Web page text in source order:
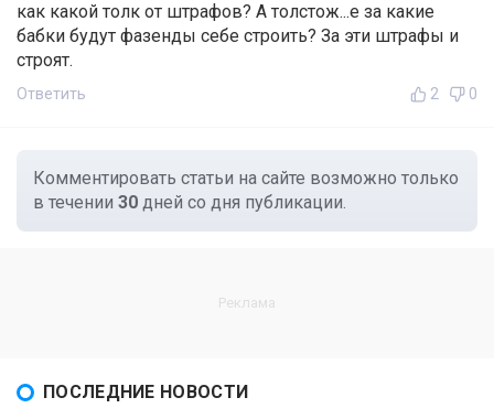
как какой толк от штрафов? А толстож...е за какие
бабки будут фазенды себе строить? За эти штрафы и
строят.
Ответить 2 0
Комментировать статьи на сайте возможно только
в течении 30 дней со дня публикации.
ПОСЛЕДНИЕ НОВОСТИ